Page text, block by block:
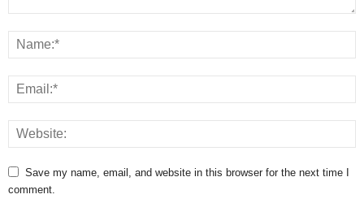
Save my name, email, and website in this browser for the next time I
comment.